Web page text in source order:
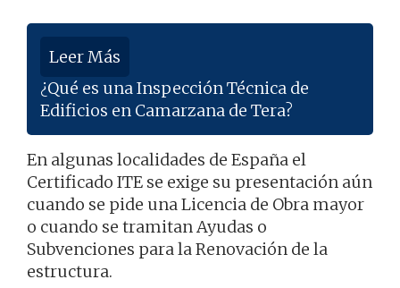
Leer Más
¿Qué es una Inspección Técnica de
Edificios en Camarzana de Tera?
En algunas localidades de España el
Certificado ITE se exige su presentación aún
cuando se pide una Licencia de Obra mayor
o cuando se tramitan Ayudas o
Subvenciones para la Renovación de la
estructura.